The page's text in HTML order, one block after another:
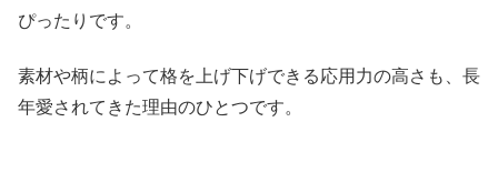
ぴったりです。
素材や柄によって格を上げ下げできる応用力の高さも、長
年愛されてきた理由のひとつです。